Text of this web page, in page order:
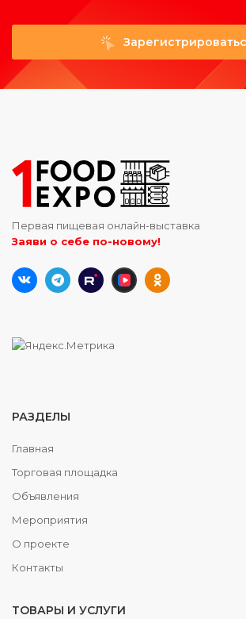
Первая пищевая онлайн-выставка
Заяви о себе по-новому!
РАЗДЕЛЫ
Главная
Торговая площадка
Объявления
Мероприятия
О проекте
Контакты
ТОВАРЫ И УСЛУГИ